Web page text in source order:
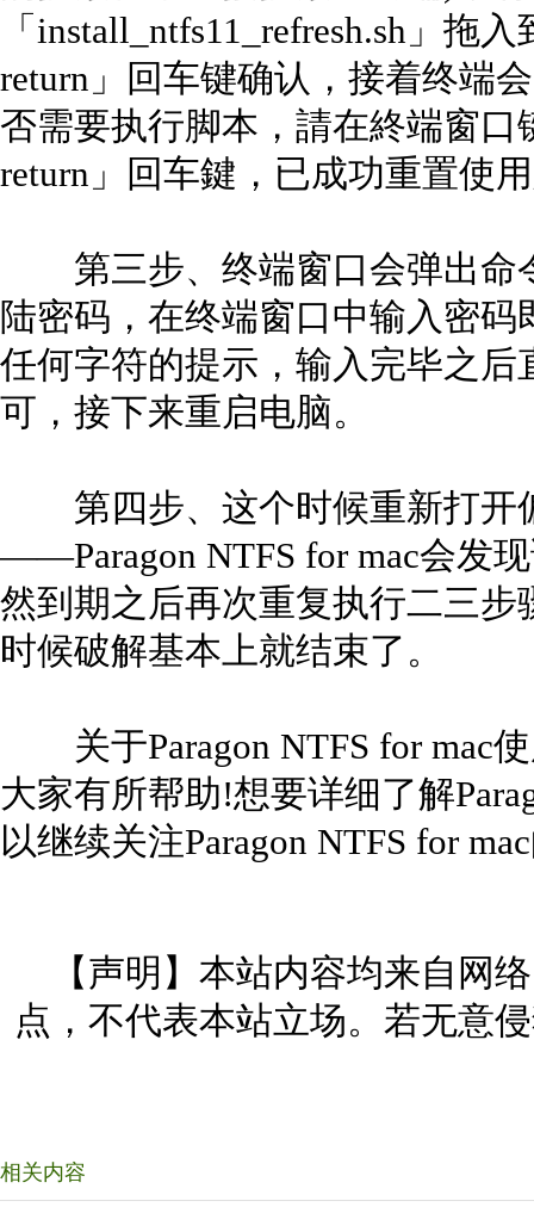
「install_ntfs11_refresh.sh」拖
return」回车键确认，接着终端
否需要执行脚本，請在終端窗口
return」回车鍵，已成功重置使
第三步、终端窗口会弹出命
陆密码，在终端窗口中输入密
任何字符的提示，输入完毕之后
可，接下来重启电脑。
第四步、这个时候重新打开
——Paragon NTFS for mac会发
然到期之后再次重复执行二三
时候破解基本上就结束了。
关于Paragon NTFS for mac
大家有所帮助!想要详细了解
以继续关注Paragon NTFS for
【声明】本站内容均来自网
点，不代表本站立场。若无意
相关内容